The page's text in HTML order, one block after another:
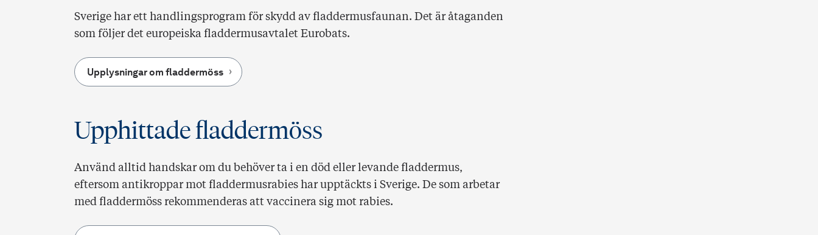
Sverige har ett handlingsprogram för skydd av fladdermusfaunan. Det är åtaganden
som följer det europeiska fladdermusavtalet Eurobats.
Upplysningar om fladdermöss
Upphittade fladdermöss
Använd alltid handskar om du behöver ta i en död eller levande fladdermus,
eftersom antikroppar mot fladdermusrabies har upptäckts i Sverige. De som arbetar
med fladdermöss rekommenderas att vaccinera sig mot rabies.